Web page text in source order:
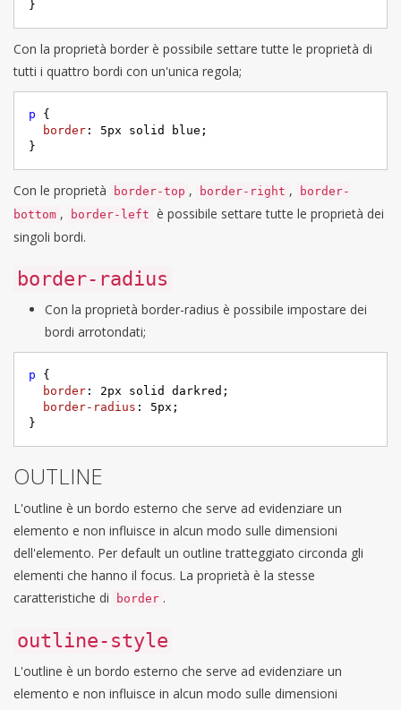
}
Con la proprietà border è possibile settare tutte le proprietà di
tutti i quattro bordi con un'unica regola;
p {
border : 5px solid blue;
}
Con le proprietà border-top , border-right ,
border-
bottom , border-left è possibile settare tutte le proprietà dei
singoli bordi.
border-radius
Con la proprietà border-radius è possibile impostare dei
bordi arrotondati;
p {
border : 2px solid darkred;
border-radius : 5px ;
}
OUTLINE
L'outline è un bordo esterno che serve ad evidenziare un
elemento e non influisce in alcun modo sulle dimensioni
dell'elemento. Per default un outline tratteggiato circonda gli
elementi che hanno il focus. La proprietà è la stesse
caratteristiche di
border .
outline-style
L'outline è un bordo esterno che serve ad evidenziare un
elemento e non influisce in alcun modo sulle dimensioni